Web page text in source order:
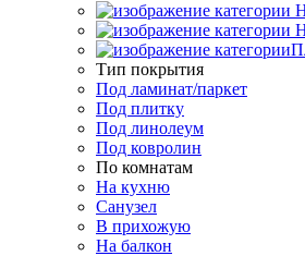
Тип покрытия
Под ламинат/паркет
Под плитку
Под линолеум
Под ковролин
По комнатам
На кухню
Санузел
В прихожую
На балкон